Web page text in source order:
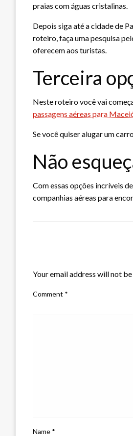
praias com águas cristalinas.
Depois siga até a cidade de
roteiro, faça uma pesquisa
oferecem aos turistas.
Terceira
Neste roteiro você vai
passagens aéreas para
Se você quiser alugar um
Não
Com essas opções incríveis
companhias aéreas para
Your email address will not
Comment *
Name *